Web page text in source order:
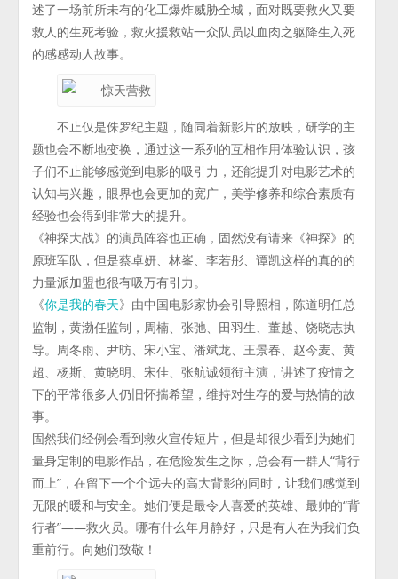
述了一场前所未有的化工爆炸威胁全城，面对既要救火又要
救人的生死考验，救火援救站一众队员以血肉之躯降生入死
的感感动人故事。
不止仅是侏罗纪主题，随同着新影片的放映，研学的主
题也会不断地变换，通过这一系列的互相作用体验认识，孩
子们不止能够感觉到电影的吸引力，还能提升对电影艺术的
认知与兴趣，眼界也会更加的宽广，美学修养和综合素质有
经验也会得到非常大的提升。
《神探大战》的演员阵容也正确，固然没有请来《神探》的
原班军队，但是蔡卓妍、林峯、李若彤、谭凯这样的真的的
力量派加盟也很有吸万有引力。
《你是我的春天》由中国电影家协会引导照相，陈道明任总
监制，黄渤任监制，周楠、张弛、田羽生、董越、饶晓志执
导。周冬雨、尹昉、宋小宝、潘斌龙、王景春、赵今麦、黄
超、杨斯、黄晓明、宋佳、张航诚领衔主演，讲述了疫情之
下的平常很多人仍旧怀揣希望，维持对生存的爱与热情的故
事。
固然我们经例会看到救火宣传短片，但是却很少看到为她们
量身定制的电影作品，在危险发生之际，总会有一群人“背行
而上”，在留下一个个远去的高大背影的同时，让我们感觉到
无限的暖和与安全。她们便是最令人喜爱的英雄、最帅的“背
行者”——救火员。哪有什么年月静好，只是有人在为我们负
重前行。向她们致敬！